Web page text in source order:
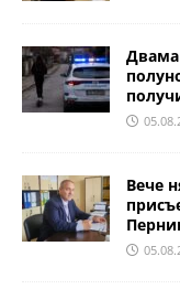
Двама
Вече